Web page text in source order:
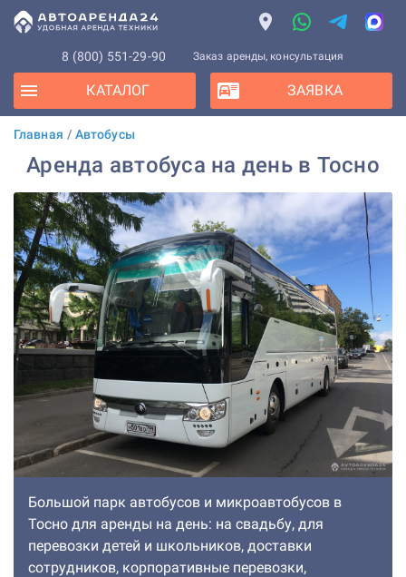
8 (800) 551-29-90 Заказ аренды, консультация
КАТАЛОГ ЗАЯВКА
Главная / Автобусы
Аренда автобуса на день в Тосно
Большой парк автобусов и микроавтобусов в
Тосно для аренды на день: на свадьбу, для
перевозки детей и школьников, доставки
сотрудников, корпоративные перевозки,